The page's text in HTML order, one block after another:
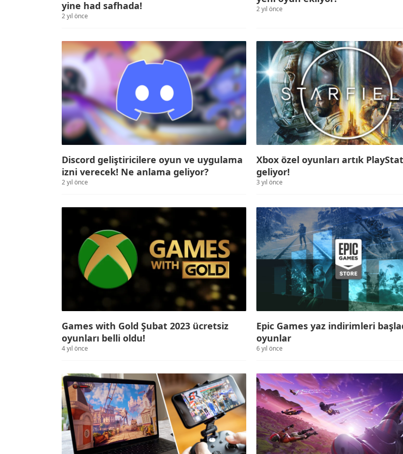
yine had safhada!
2 yıl önce
2 yıl önce
Discord geliştiricilere oyun ve uygulama
izni verecek! Ne anlama geliyor?
2 yıl önce
Xbox özel oyunları artık
geliyor!
3 yıl önce
Games with Gold Şubat 2023 ücretsiz
oyunları belli oldu!
4 yıl önce
Epic Games yaz indirimleri
oyunlar
6 yıl önce